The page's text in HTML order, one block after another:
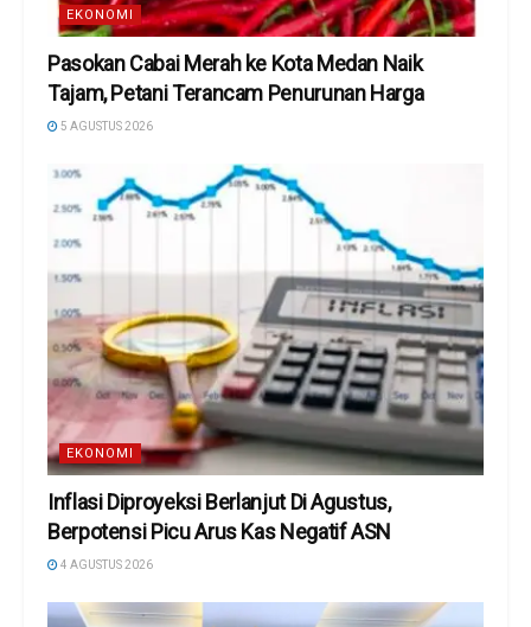
EKONOMI
Pasokan Cabai Merah ke Kota Medan Naik
Tajam, Petani Terancam Penurunan Harga
5 AGUSTUS 2026
EKONOMI
Inflasi Diproyeksi Berlanjut Di Agustus,
Berpotensi Picu Arus Kas Negatif ASN
4 AGUSTUS 2026